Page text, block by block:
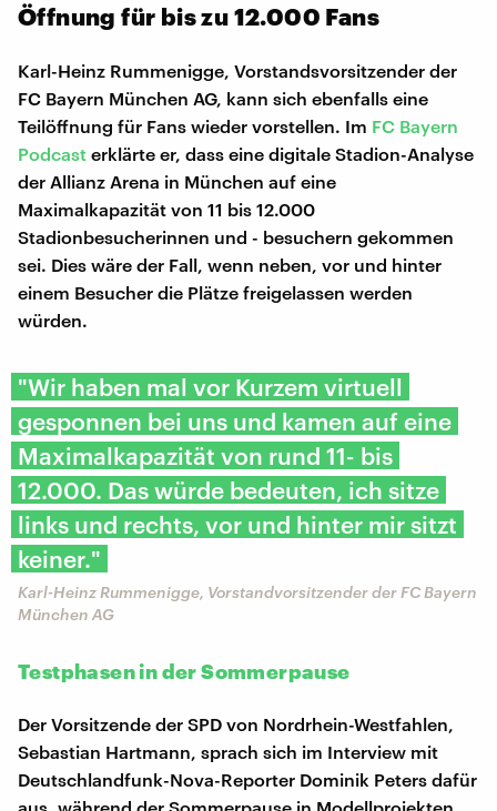
Öffnung für bis zu 12.000 Fans
Karl-Heinz Rummenigge, Vorstandsvorsitzender der
FC Bayern München AG, kann sich ebenfalls eine
Teilöffnung für Fans wieder vorstellen. Im FC Bayern
Podcast erklärte er, dass eine digitale Stadion-Analyse
der Allianz Arena in München auf eine
Maximalkapazität von 11 bis 12.000
Stadionbesucherinnen und - besuchern gekommen
sei. Dies wäre der Fall, wenn neben, vor und hinter
einem Besucher die Plätze freigelassen werden
würden.
"Wir haben mal vor Kurzem virtuell
gesponnen bei uns und kamen auf eine
Maximalkapazität von rund 11- bis
12.000. Das würde bedeuten, ich sitze
links und rechts, vor und hinter mir sitzt
keiner."
Karl-Heinz Rummenigge, Vorstandvorsitzender der FC Bayern
München AG
Testphasen in der Sommerpause
Der Vorsitzende der SPD von Nordrhein-Westfahlen,
Sebastian Hartmann, sprach sich im Interview mit
Deutschlandfunk-Nova-Reporter Dominik Peters dafür